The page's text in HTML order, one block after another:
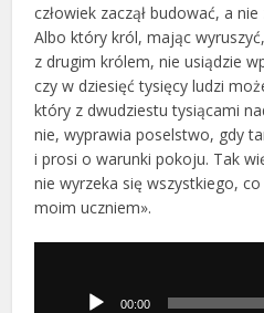
człowiek zaczął budować, a nie
Albo który król, mając
z drugim królem, nie usiądzie
czy w dziesięć tysięcy ludzi
który z dwudziestu tysiącami
nie, wyprawia poselstwo, gdy
i prosi o warunki pokoju. Tak
nie wyrzeka się wszystkiego,
moim uczniem».
dźwiękowych00:00